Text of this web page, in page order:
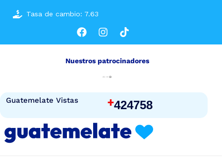
Tasa de cambio: 7.63
Guatemelate Vistas +424758
Nuestros patrocinadores